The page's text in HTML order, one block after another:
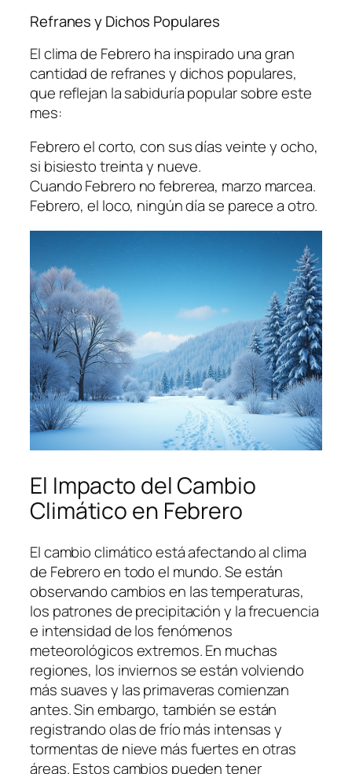
Refranes y Dichos Populares
El clima de Febrero ha inspirado una gran
cantidad de refranes y dichos populares,
que reflejan la sabiduría popular sobre este
mes:
Febrero el corto, con sus días veinte y ocho,
si bisiesto treinta y nueve.
Cuando Febrero no febrerea, marzo marcea.
Febrero, el loco, ningún día se parece a otro.
El Impacto del Cambio
Climático en Febrero
El cambio climático está afectando al clima
de Febrero en todo el mundo. Se están
observando cambios en las temperaturas,
los patrones de precipitación y la frecuencia
e intensidad de los fenómenos
meteorológicos extremos. En muchas
regiones, los inviernos se están volviendo
más suaves y las primaveras comienzan
antes. Sin embargo, también se están
registrando olas de frío más intensas y
tormentas de nieve más fuertes en otras
áreas. Estos cambios pueden tener